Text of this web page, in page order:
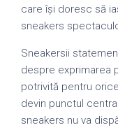
care își doresc să
sneakers
Sneakersii
despre exprimarea
potrivită pentru
devin punctul
sneakers nu va